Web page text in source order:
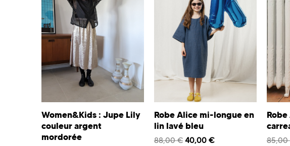
Women&Kids : Jupe Lily
couleur argent
mordorée
Robe Alice mi-longue en
lin lavé bleu
88,00€ 40,00 € 85,00